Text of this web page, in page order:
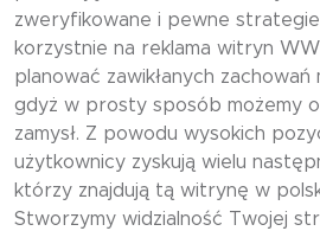
zweryfikowane i pewne
korzystnie na reklama witryn
planować zawikłanych
gdyż w prosty sposób możemy
zamysł. Z powodu wysokich
użytkownicy zyskują wielu
którzy znajdują tą witrynę w
Stworzymy widzialność Twojej